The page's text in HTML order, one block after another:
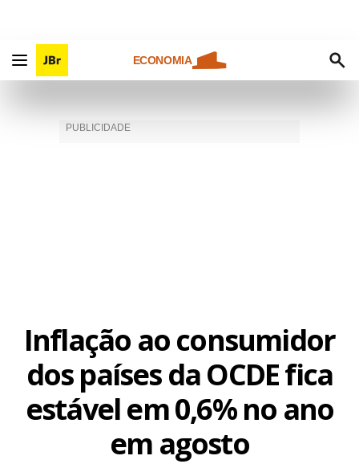
ECONOMIA
Inflação ao consumidor
dos países da OCDE fica
estável em 0,6% no ano
em agosto